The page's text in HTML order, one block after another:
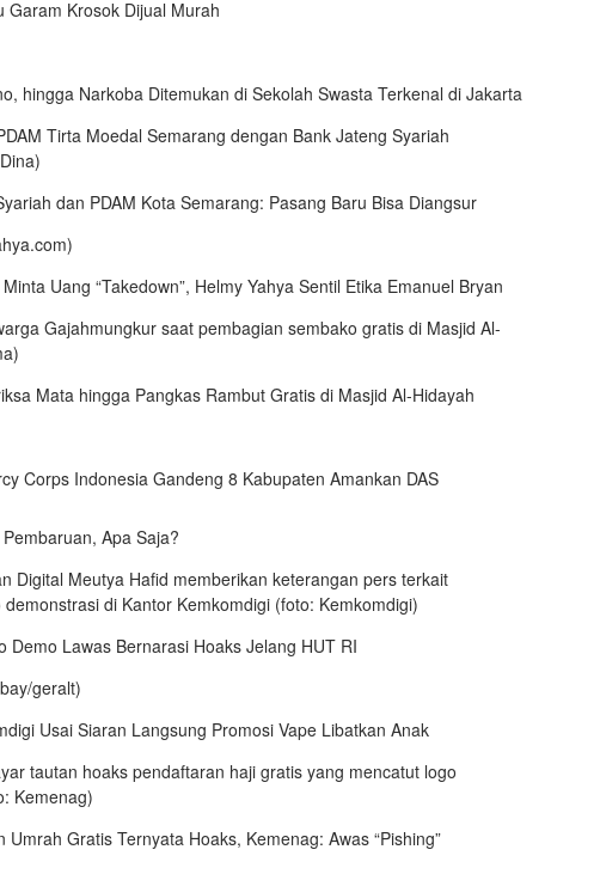
Garam Krosok Dijual Murah
hingga Narkoba Ditemukan di Sekolah Swasta Terkenal di Jakarta
dan PDAM Kota Semarang: Pasang Baru Bisa Diangsur
Uang “Takedown”, Helmy Yahya Sentil Etika Emanuel Bryan
Mata hingga Pangkas Rambut Gratis di Masjid Al-Hidayah
Corps Indonesia Gandeng 8 Kabupaten Amankan DAS
Apa Saja?
Demo Lawas Bernarasi Hoaks Jelang HUT RI
Usai Siaran Langsung Promosi Vape Libatkan Anak
Umrah Gratis Ternyata Hoaks, Kemenag: Awas “Pishing”